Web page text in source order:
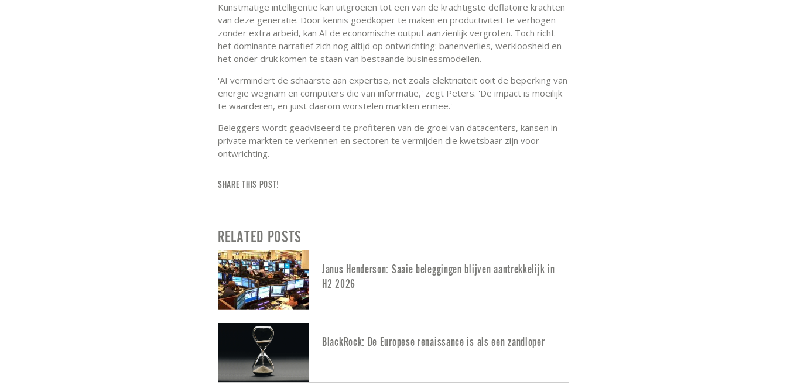
Kunstmatige intelligentie kan uitgroeien tot een van de krachtigste deflatoire krachten
van deze generatie. Door kennis goedkoper te maken en productiviteit te verhogen
zonder extra arbeid, kan AI de economische output aanzienlijk vergroten. Toch richt
het dominante narratief zich nog altijd op ontwrichting: banenverlies, werkloosheid en
het onder druk komen te staan van bestaande businessmodellen.
'AI vermindert de schaarste aan expertise, net zoals elektriciteit ooit de beperking van
energie wegnam en computers die van informatie,' zegt Peters. 'De impact is moeilijk
te waarderen, en juist daarom worstelen markten ermee.'
Beleggers wordt geadviseerd te profiteren van de groei van datacenters, kansen in
private markten te verkennen en sectoren te vermijden die kwetsbaar zijn voor
ontwrichting.
SHARE THIS POST!
RELATED POSTS
Janus Henderson: Saaie beleggingen blijven aantrekkelijk in
H2 2026
BlackRock: De Europese renaissance is als een zandloper